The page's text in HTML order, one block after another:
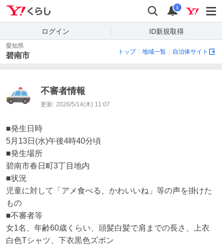
検索 通知
i
ログイン ID新規取得
愛知県
碧南市 トップ 地域一覧 自治体サイト
不審者情報
更新: 2026/5/14(木) 11:07
■発生日時
5月13日(水)午後4時40分頃
■発生場所
碧南市春日町3丁目地内
■状況
児童に対して「アメ食べる、かわいいね」等の声を掛けた
もの
■不審者等
女1名、年齢60歳くらい、頭髪白髪で肩までの長さ、上衣
白色Tシャツ、下衣黒色ズボン